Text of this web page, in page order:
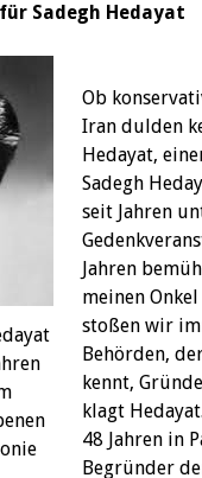
Sadegh Hedayat
Ob
Iran dulden
Hedayat,
Sadegh
seit Jahren
Jahren
meinen
stoßen wir
Behörden,
kennt,
klagt
48 Jahren in
Begründer